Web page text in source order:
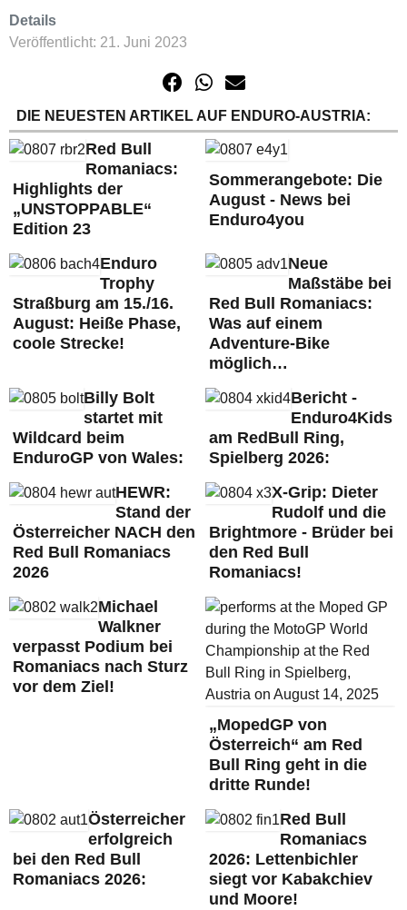
Details
Veröffentlicht: 21. Juni 2023
DIE NEUESTEN ARTIKEL AUF ENDURO-AUSTRIA:
Red Bull
Romaniacs:
Highlights der
„UNSTOPPABLE“
Edition 23
Sommerangebote: Die
August - News bei
Enduro4you
Enduro
Trophy
Straßburg am 15./16.
August: Heiße Phase,
coole Strecke!
Neue
Maßstäbe bei
Red Bull Romaniacs:
Was auf einem
Adventure-Bike
möglich…
Billy Bolt
startet mit
Wildcard beim
EnduroGP von Wales:
Bericht -
Enduro4Kids
am RedBull Ring,
Spielberg 2026:
HEWR:
Stand der
Österreicher NACH den
Red Bull Romaniacs
2026
X-Grip: Dieter
Rudolf und die
Brightmore - Brüder bei
den Red Bull
Romaniacs!
Michael
Walkner
verpasst Podium bei
Romaniacs nach Sturz
vor dem Ziel!
„MopedGP von
Österreich“ am Red
Bull Ring geht in die
dritte Runde!
Österreicher
erfolgreich
bei den Red Bull
Romaniacs 2026:
Red Bull
Romaniacs
2026: Lettenbichler
siegt vor Kabakchiev
und Moore!